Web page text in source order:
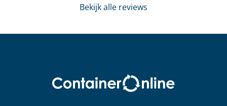
Bekijk alle reviews